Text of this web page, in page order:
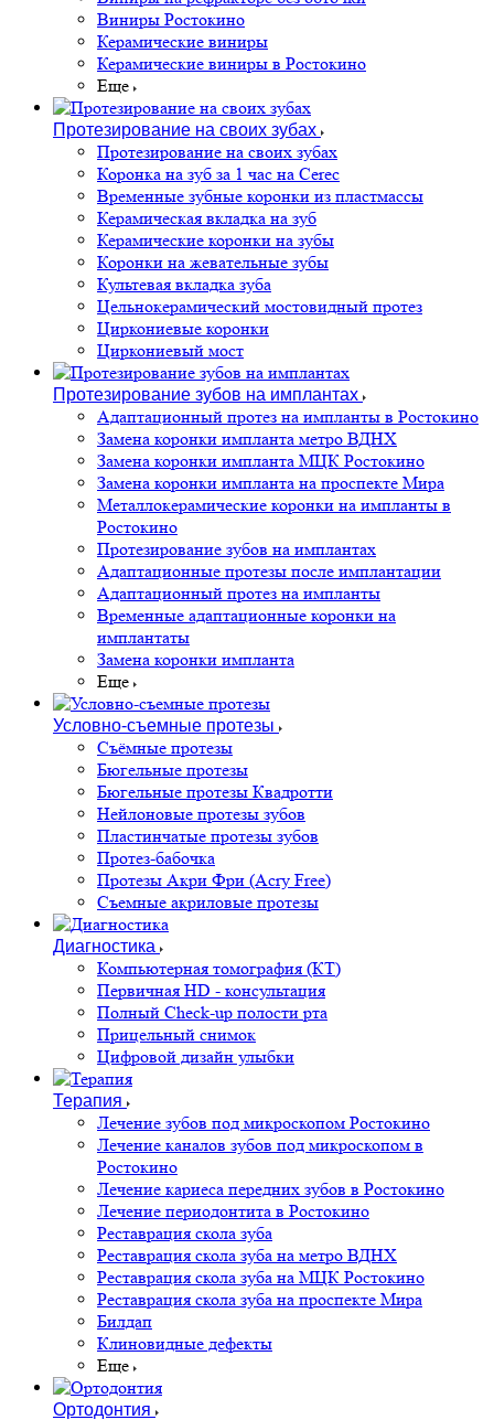
Виниры Ростокино
Керамические виниры
Керамические виниры в Ростокино
Еще
Протезирование на своих зубах
Протезирование на своих зубах
Коронка на зуб за 1 час на Cerec
Временные зубные коронки из пластмассы
Керамическая вкладка на зуб
Керамические коронки на зубы
Коронки на жевательные зубы
Культевая вкладка зуба
Цельнокерамический мостовидный протез
Циркониевые коронки
Циркониевый мост
Протезирование зубов на имплантах
Адаптационный протез на импланты в Ростокино
Замена коронки импланта метро ВДНХ
Замена коронки импланта МЦК Ростокино
Замена коронки импланта на проспекте Мира
Металлокерамические коронки на импланты в
Ростокино
Протезирование зубов на имплантах
Адаптационные протезы после имплантации
Адаптационный протез на импланты
Временные адаптационные коронки на
имплантаты
Замена коронки импланта
Еще
Условно-съемные протезы
Съёмные протезы
Бюгельные протезы
Бюгельные протезы Квадротти
Нейлоновые протезы зубов
Пластинчатые протезы зубов
Протез-бабочка
Протезы Акри Фри (Acry Free)
Съемные акриловые протезы
Диагностика
Компьютерная томография (КТ)
Первичная HD - консультация
Полный Check-up полости рта
Прицельный снимок
Цифровой дизайн улыбки
Терапия
Лечение зубов под микроскопом Ростокино
Лечение каналов зубов под микроскопом в
Ростокино
Лечение кариеса передних зубов в Ростокино
Лечение периодонтита в Ростокино
Реставрация скола зуба
Реставрация скола зуба на метро ВДНХ
Реставрация скола зуба на МЦК Ростокино
Реставрация скола зуба на проспекте Мира
Билдап
Клиновидные дефекты
Еще
Ортодонтия